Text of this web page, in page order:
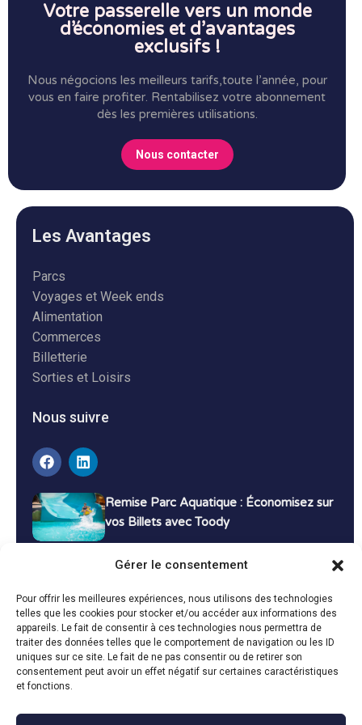
Gérer le consentement
Pour offrir les meilleures expériences, nous utilisons des technologies
telles que les cookies pour stocker et/ou accéder aux informations des
appareils. Le fait de consentir à ces technologies nous permettra de
traiter des données telles que le comportement de navigation ou les ID
uniques sur ce site. Le fait de ne pas consentir ou de retirer son
consentement peut avoir un effet négatif sur certaines caractéristiques
et fonctions.
Votre passerelle vers un monde
d’économies et d’avantages
exclusifs !
Nous négocions les meilleurs tarifs,toute l’année, pour
vous en faire profiter. Rentabilisez votre abonnement
dès les premières utilisations.
Nous contacter
Les Avantages
Parcs
Voyages et Week ends
Alimentation
Commerces
Billetterie
Sorties et Loisirs
Nous suivre
Remise Parc Aquatique : Économisez sur
vos Billets avec Toody
Bons Plans Voyage : Économisez sur vos
Vacances avec Toody
13 décembre 2024 Bon plans